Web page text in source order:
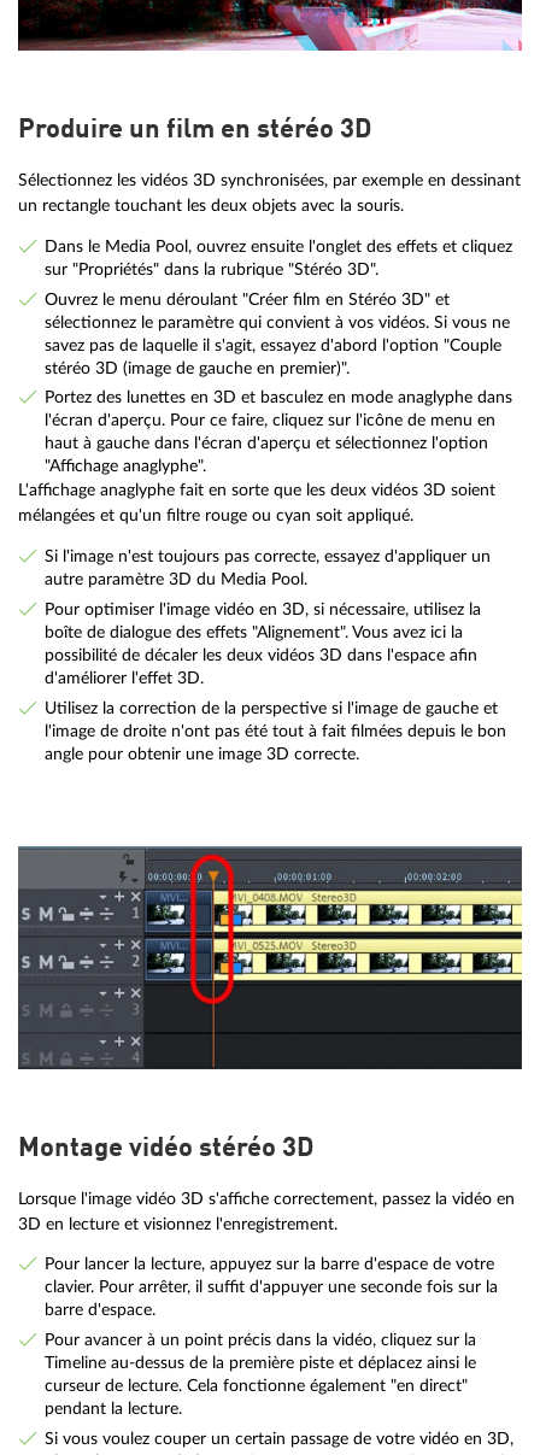
Produire un film en stéréo 3D
Sélectionnez les vidéos 3D synchronisées, par exemple en dessinant
un rectangle touchant les deux objets avec la souris.
Dans le Media Pool, ouvrez ensuite l'onglet des effets et cliquez
sur "Propriétés" dans la rubrique "Stéréo 3D".
Ouvrez le menu déroulant "Créer film en Stéréo 3D" et
sélectionnez le paramètre qui convient à vos vidéos. Si vous ne
savez pas de laquelle il s'agit, essayez d'abord l'option "Couple
stéréo 3D (image de gauche en premier)".
Portez des lunettes en 3D et basculez en mode anaglyphe dans
l'écran d'aperçu. Pour ce faire, cliquez sur l'icône de menu en
haut à gauche dans l'écran d'aperçu et sélectionnez l'option
"Affichage anaglyphe".
L'affichage anaglyphe fait en sorte que les deux vidéos 3D soient
mélangées et qu'un filtre rouge ou cyan soit appliqué.
Si l'image n'est toujours pas correcte, essayez d'appliquer un
autre paramètre 3D du Media Pool.
Pour optimiser l'image vidéo en 3D, si nécessaire, utilisez la
boîte de dialogue des effets "Alignement". Vous avez ici la
possibilité de décaler les deux vidéos 3D dans l'espace afin
d'améliorer l'effet 3D.
Utilisez la correction de la perspective si l'image de gauche et
l'image de droite n'ont pas été tout à fait filmées depuis le bon
angle pour obtenir une image 3D correcte.
Montage vidéo stéréo 3D
Lorsque l'image vidéo 3D s'affiche correctement, passez la vidéo en
3D en lecture et visionnez l'enregistrement.
Pour lancer la lecture, appuyez sur la barre d'espace de votre
clavier. Pour arrêter, il suffit d'appuyer une seconde fois sur la
barre d'espace.
Pour avancer à un point précis dans la vidéo, cliquez sur la
Timeline au-dessus de la première piste et déplacez ainsi le
curseur de lecture. Cela fonctionne également "en direct"
pendant la lecture.
Si vous voulez couper un certain passage de votre vidéo en 3D,